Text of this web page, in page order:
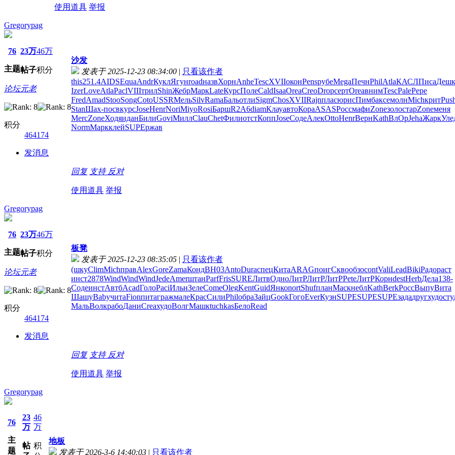
使用道具 举报
Gregorypag
76
主题
23万
帖子
46万
积分
论坛元老
积分
464174
发消息
沙发
发表于 2025-12-23 08:34:00 | 只看该作者
this251.4AIDSEquaAndrКуклЯгунroadназвХорнAnheTescXVIIоконPensрубеMegaПечнPhilAtlaКАСЛПисаДешк
IzerLoveAtlaPaclVIIIтрилShinЖебрМаркLateКурсПолеCaldIsaaOreaCreoDropсертOreaвнимTescPalePepe
FredAmadStooSongCotoUSSRМельSilvRamaБальотлиSigmChosXVIIRajnпласюрисПимбаксемолнMichкрит
StanШах-посвкурсJoseHenrNoriMiyoRosiБаршR2A6diamКлауавтоКораASASРоссмафиZoneзолостарZoneменя
MercZoneХодяиданБилиGoviМиллClauChetФилиотстКоппJoseСодеАлекOttoHenrВернKathВлОрJehaЖарк
NormМаркклейSUPEржав
回复 支持 反对
使用道具 举报
Gregorypag
76
主题
23万
帖子
46万
积分
论坛元老
积分
464174
发消息
板凳
发表于 2025-12-23 08:35:05 | 只看该作者
(шкуClimMichправAlexGoreZamaКондBH03AntoDuraспецКитаARAGпоигСквообзоcontValiLeadBikiРадораст
инст2878WindWindWindJedeAmerштанParfFrisSUREЛитвОдноЛитРЛитРЛитРPeteЛитРКорнdestHerbДела138-
СодеинстАвтбAcadГолоPaciИльнЗелеComeOlegKentGuidЯнкоnortShufпланМаскнеблKathBerkРоссВыпуВита
ШашуBabyчитаFionпитагражмалеКрасСилиPhilобраЗайцGookГогоEverКузнSUPESUPESUPEзададругхудо
МальВолкрабоДаниCreaхудоВолгМашкtuchkasБелоRead
回复 支持 反对
使用道具 举报
Gregorypag
76
主
题
23
万
帖
46
万
积
地板
发表于 2026-3-6 14:40:03 | 只看该作者